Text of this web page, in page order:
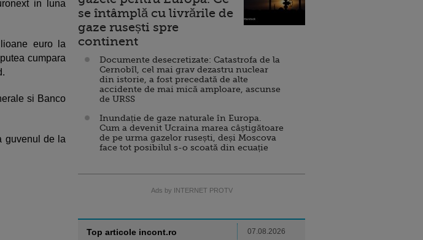
in luna
euro la
cumpara
si Banco
guvenul de la
se întâmplă cu livrările de
gaze rusești spre
continent
Documente desecretizate: Catastrofa de la
Cernobîl, cel mai grav dezastru nuclear
din istorie, a fost precedată de alte
accidente de mai mică amploare, ascunse
de URSS
Inundație de gaze naturale în Europa.
Cum a devenit Ucraina marea câștigătoare
de pe urma gazelor rusești, deși Moscova
face tot posibilul s-o scoată din ecuație
Ads by INTERNET PROTV
Top articole incont.ro 07.08.2026